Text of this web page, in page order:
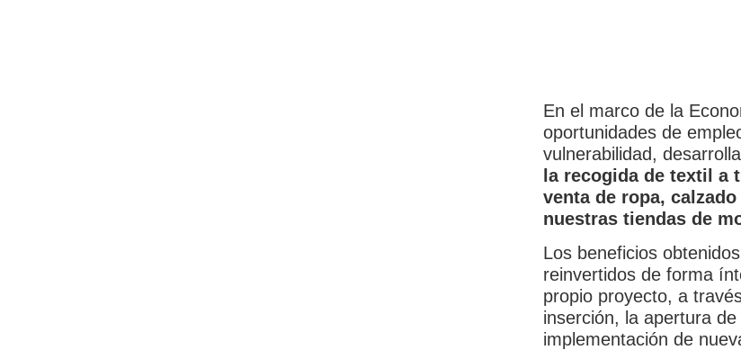
En el marco de la
oportunidades de
vulnerabilidad,
la recogida de textil a
venta de ropa,
nuestras tiendas de
Los beneficios
reinvertidos de forma
propio proyecto, a
inserción, la apertura
implementación de